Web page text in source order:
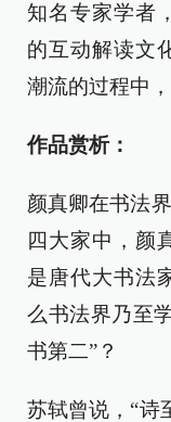
知名专家学者
的互动解读文
潮流的过程中
作品赏析：
颜真卿在书法
四大家中，颜
是唐代大书法
么书法界乃至
书第二”？
苏轼曾说，“诗